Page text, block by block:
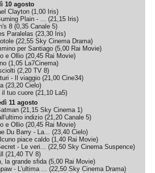
10 agosto
Clayton (1,00 Iris)
Plain - ... (21,15 Iris)
8 (0,35 Canale 5)
Paralelas (23,30 Iris)
(22,55 Sky Cinema Drama)
per Santiago (5,00 Rai Movie)
e Ollio (20,45 Rai Movie)
(1,05 La7Cinema)
(2,20 TV 8)
- Il viaggio (21,00 Cine34)
(23,20 Cielo)
il tuo cuore (21,10 La5)
11 agosto
(21,15 Sky Cinema 1)
indizio (21,20 Canale 5)
e Ollio (20,45 Rai Movie)
Du Barry - La... (23,40 Cielo)
piace caldo (1,40 Rai Movie)
- Le veri... (22,50 Sky Cinema Suspence)
(21,40 TV 8)
la grande sfida(5,00 Rai Movie)
- L'ultima ... (22,50 Sky Cinema Drama)